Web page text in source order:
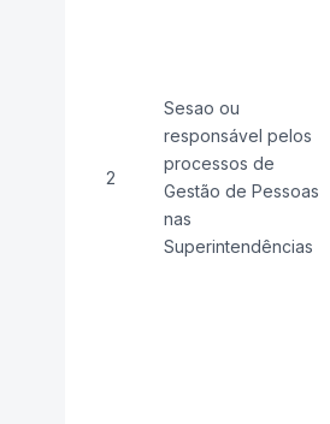
2
Sesao ou
responsável pelos
processos de
Gestão de Pessoas
nas
Superintendências